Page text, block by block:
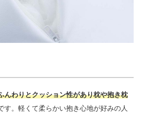
んわりとクッション性があり枕や抱き枕
す。軽くて柔らかい抱き心地が好みの人